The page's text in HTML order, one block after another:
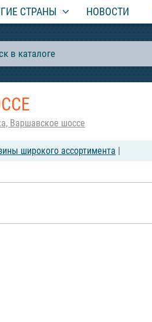
СТРАНЫ НОВОСТИ
Варшавское шоссе
широкого ассортимента |